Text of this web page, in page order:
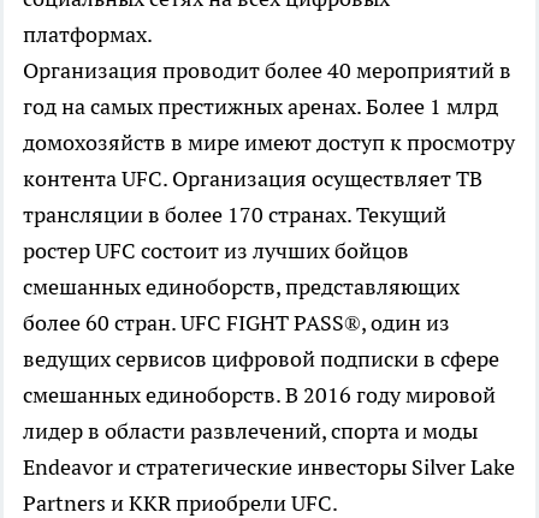
платформах.
Организация проводит более 40 мероприятий в
год на самых престижных аренах. Более 1 млрд
домохозяйств в мире имеют доступ к просмотру
контента UFC. Организация осуществляет ТВ
трансляции в более 170 странах. Текущий
ростер UFC состоит из лучших бойцов
смешанных единоборств, представляющих
более 60 стран. UFC FIGHT PASS®, один из
ведущих сервисов цифровой подписки в сфере
смешанных единоборств. В 2016 году мировой
лидер в области развлечений, спорта и моды
Endeavor и стратегические инвесторы Silver Lake
Partners и KKR приобрели UFC.